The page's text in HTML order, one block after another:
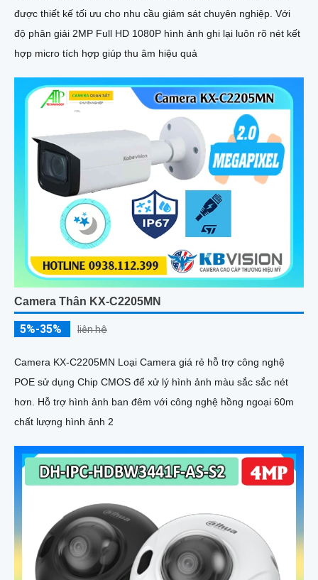
được thiết kế tối ưu cho nhu cầu giám sát chuyên nghiệp. Với
độ phân giải 2MP Full HD 1080P hình ảnh ghi lại luôn rõ nét kết
hợp micro tích hợp giúp thu âm hiệu quả
Camera Thân KX-C2205MN
5%-35% liên hệ
Camera KX-C2205MN Loại Camera giá rẻ hỗ trợ công nghệ
POE sử dụng Chip CMOS để xử lý hình ảnh màu sắc sắc nét
hơn. Hỗ trợ hình ảnh ban đêm với công nghệ hồng ngoại 60m
chất lượng hình ảnh 2